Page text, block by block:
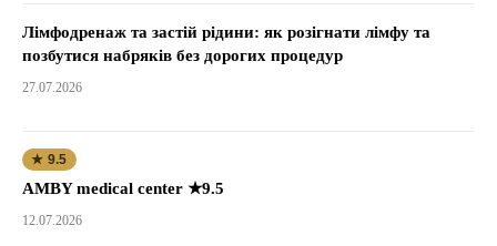
Лімфодренаж та застій рідини: як розігнати лімфу та
позбутися набряків без дорогих процедур
27.07.2026
★ 9.5
AMBY medical center ★9.5
12.07.2026